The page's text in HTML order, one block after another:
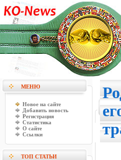
МЕНЮ
Новое на сайте
Добавить новость
Регистрация
Статистика
О сайте
Ссылки
ТОП СТАТЬИ